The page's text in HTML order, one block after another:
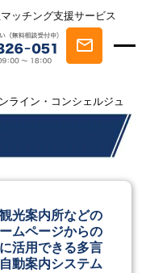
ッチング支援サービス
ライン・コンシェルジュ
光案内所などの
ムページからの
活用できる多言
動案内システム